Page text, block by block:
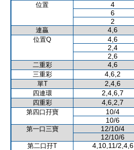
位置 4
6
2
連贏 4,6
位置Q 4,6
2,4
2,6
二重彩 4,6
三重彩 4,6,2
單T 2,4,6
四連環 2,4,6,7
四重彩 4,6,2,7
第四口孖寶 10/4
10/6
第一口三寶 12/10/4
12/10/6
第二口孖T 4,10,11/2,4,6